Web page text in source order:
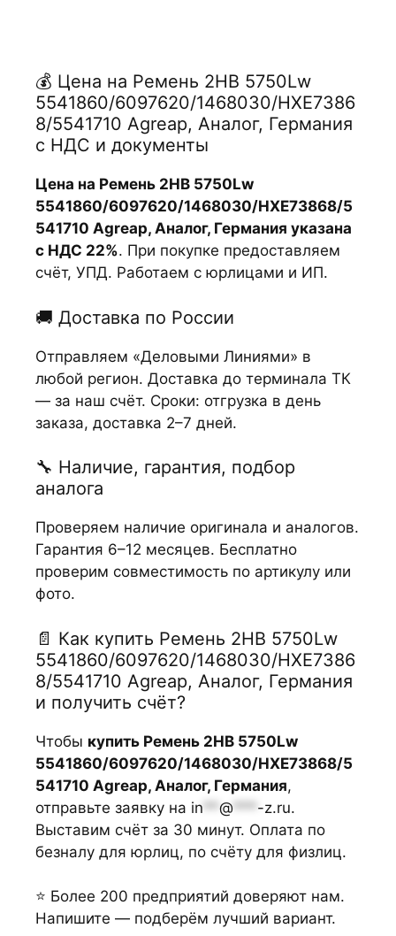
💰 Цена на Ремень 2НВ 5750Lw
5541860/6097620/1468030/HXE7386
8/5541710 Agreap, Аналог, Германия
с НДС и документы
Цена на Ремень 2НВ 5750Lw
5541860/6097620/1468030/HXE73868/5
541710 Agreap, Аналог, Германия указана
с НДС 22%. При покупке предоставляем
счёт, УПД. Работаем с юрлицами и ИП.
🚚 Доставка по России
Отправляем «Деловыми Линиями» в
любой регион. Доставка до терминала ТК
— за наш счёт. Сроки: отгрузка в день
заказа, доставка 2–7 дней.
🔧 Наличие, гарантия, подбор
аналога
Проверяем наличие оригинала и аналогов.
Гарантия 6–12 месяцев. Бесплатно
проверим совместимость по артикулу или
фото.
📄 Как купить Ремень 2НВ 5750Lw
5541860/6097620/1468030/HXE7386
8/5541710 Agreap, Аналог, Германия
и получить счёт?
Чтобы купить Ремень 2НВ 5750Lw
5541860/6097620/1468030/HXE73868/5
541710 Agreap, Аналог, Германия,
отправьте заявку на in ** @ *** -z.ru.
Выставим счёт за 30 минут. Оплата по
безналу для юрлиц, по счёту для физлиц.
⭐ Более 200 предприятий доверяют нам.
Напишите — подберём лучший вариант.